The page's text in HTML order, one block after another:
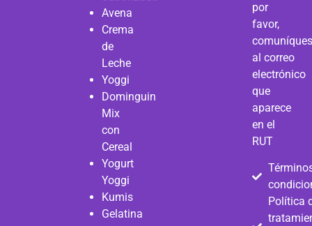
Avena
Crema
de
Leche
Yoggi
Dominguin
Mix
con
Cereal
Yogurt
Yoggi
Kumis
Gelatina
por
favor,
al correo
electrónico
que
aparece
en el
RUT
Política